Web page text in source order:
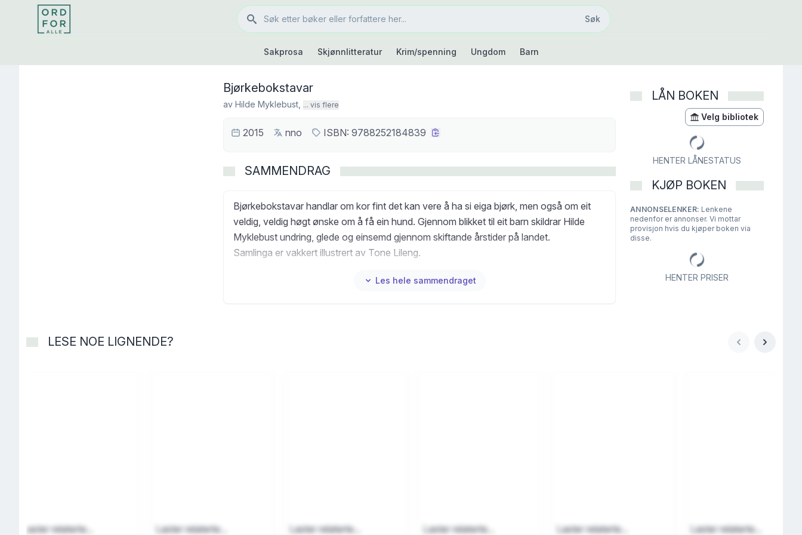
Søk
Søk
Sakprosa Skjønnlitteratur Krim/spenning Ungdom Barn
Bjørkebokstavar
av Hilde Myklebust ... vis flere
2015 nno ISBN: 9788252184839
SAMMENDRAG
Bjørkebokstavar handlar om kor fint det kan vere å ha si eiga bjørk, men også om eit
veldig, veldig høgt ønske om å få ein hund. Gjennom blikket til eit barn skildrar Hilde
Myklebust undring, glede og einsemd gjennom skiftande årstider på landet.
Samlinga er vakkert illustrert av Tone Lileng.
Les hele sammendraget
LÅN BOKEN
Velg bibliotek
HENTER LÅNESTATUS
KJØP BOKEN
ANNONSELENKER: Lenkene
nedenfor er annonser. Vi mottar
provisjon hvis du kjøper boken via
disse.
HENTER PRISER
LESE NOE LIGNENDE?
Laster relaterte... Laster relaterte... Laster relaterte... Laster relaterte... Laster relaterte... Laster relaterte...